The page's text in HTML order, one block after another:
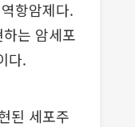
항암제다.
는 암세포
다.
된 세포주